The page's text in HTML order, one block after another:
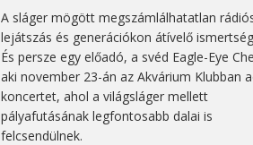
A sláger mögött megszámlálhatatlan
lejátszás és generációkon átívelő
És persze egy előadó, a svéd Eagle-Eye
aki november 23-án az Akvárium Klubban
koncertet, ahol a világsláger mellett
pályafutásának legfontosabb dalai is
felcsendülnek.